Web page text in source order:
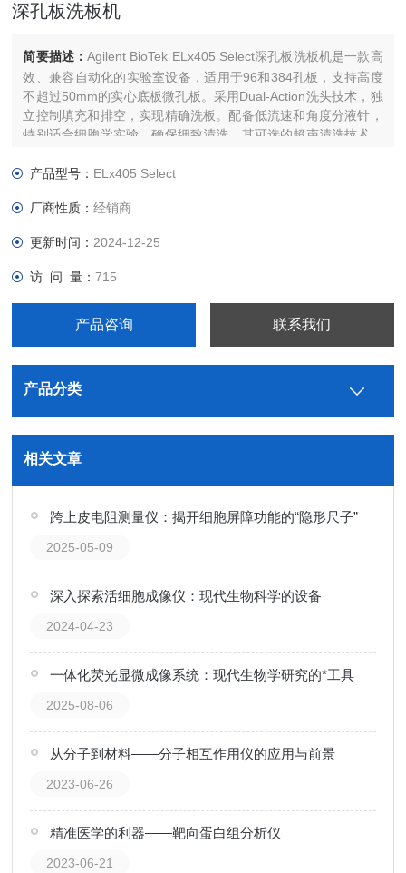
深孔板洗板机
简要描述：Agilent BioTek ELx405 Select深孔板洗板机是一款高
效、兼容自动化的实验室设备，适用于96和384孔板，支持高度
不超过50mm的实心底板微孔板。采用Dual-Action洗头技术，独
立控制填充和排空，实现精确洗板。配备低流速和角度分液针，
特别适合细胞学实验，确保细致清洗。其可选的超声清洗技术，
针，确保洗板精准无误。
产品型号： ELx405 Select
厂商性质：经销商
更新时间： 2024-12-25
访 问 量：715
产品咨询 联系我们
产品分类
相关文章
跨上皮电阻测量仪：揭开细胞屏障功能的“隐形尺子”
2025-05-09
深入探索活细胞成像仪：现代生物科学的设备
2024-04-23
一体化荧光显微成像系统：现代生物学研究的*工具
2025-08-06
从分子到材料——分子相互作用仪的应用与前景
2023-06-26
精准医学的利器——靶向蛋白组分析仪
2023-06-21